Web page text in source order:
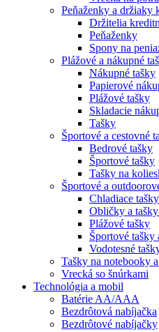
Peňaženky a držiaky
Držitelia
Peňaženky
Spony na
Plážové a nákupné
Nákupné tašky
Papierové
Plážové tašky
Skladacie
Tašky
Športové a cestovné
Bedrové tašky
Športové tašky
Tašky na
Športové a
Chladiace tašky
Obličky a
Plážové tašky
Športové tašky
Vodotesné
Tašky na notebooky
Vrecká so šnúrkami
Technológia a mobil
Batérie AA/AAA
Bezdrôtová nabíjačka
Bezdrôtové nabíjačky